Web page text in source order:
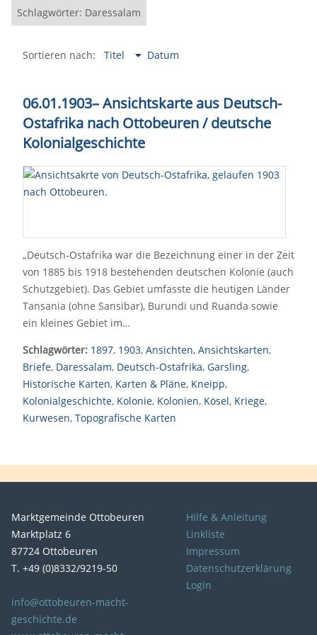
Schlagwörter: Daressalam
Sortieren nach: Titel Datum
06.01.1903– Ansichtskarte aus Deutsch-
Ostafrika nach Ottobeuren / deutsche
Kolonialgeschichte
„Deutsch-Ostafrika war die Bezeichnung einer in der Zeit
von 1885 bis 1918 bestehenden deutschen Kolonie (auch
Schutzgebiet). Das Gebiet umfasste die heutigen Länder
Tansania (ohne Sansibar), Burundi und Ruanda sowie
ein kleines Gebiet im…
Schlagwörter: 1897, 1903, Ansichten, Ansichtskarten,
Briefe, Daressalam, Deutsch-Ostafrika, Garsling,
Historische Karten, Karten & Pläne, Kneipp,
Kolonialgeschichte, Kolonie, Kolonien, Kösel, Kriege,
Kurwesen, Topografische Karten
Marktgemeinde Ottobeuren
Marktplatz 6
87724 Ottobeuren
T. +49 (0)8332/9219-50
info@ottobeuren-macht-
geschichte.de
Hilfe & Anleitung
Linkliste
Impressum
Datenschutzerklärung
Login